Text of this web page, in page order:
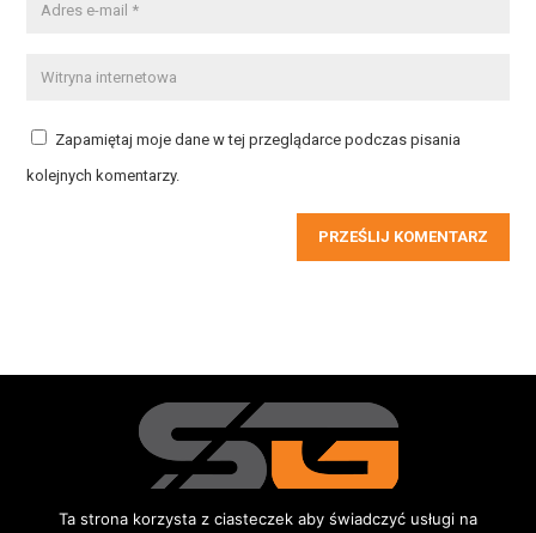
Zapamiętaj moje dane w tej przeglądarce podczas pisania
kolejnych komentarzy.
PRZEŚLIJ KOMENTARZ
Ta strona korzysta z ciasteczek aby świadczyć usługi na